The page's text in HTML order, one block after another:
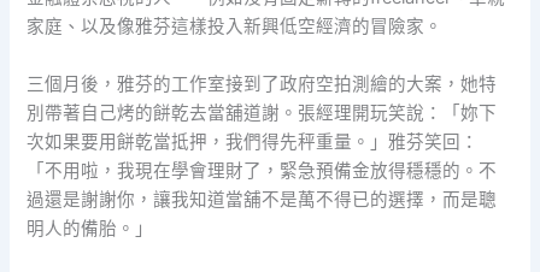
家庭、以及像雅芬這樣投入新興低空經濟的冒險家。
三個月後，雅芬的工作室接到了政府空拍測繪的大案，她特
別帶著自己烤的餅乾去當舖道謝。張經理開玩笑說：「妳下
次如果要用餅乾當抵押，我們得先秤重量。」雅芬笑回：
「不用啦，我現在學會理財了，緊急預備金放得穩穩的。不
過還是謝謝你，讓我知道當舖不是萬不得已的選擇，而是聰
明人的備胎。」